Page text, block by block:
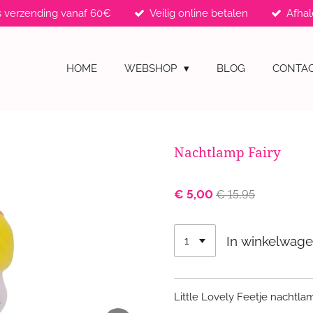
verzending vanaf 60€ Veilig online betalen
HOME WEBSHOP BLOG
Nachtlamp Fairy
€ 5,00 € 15,95
In
Little Lovely Feetje